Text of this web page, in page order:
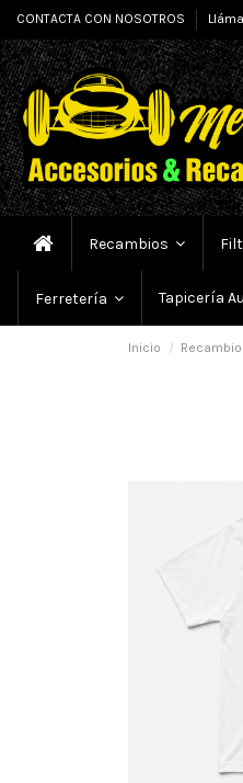
CONTACTA CON NOSOTROS
Recambios
Ferretería Tapicería
Inicio